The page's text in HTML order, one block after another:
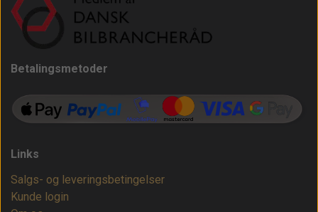
Betalingsmetoder
Links
Salgs- og leveringsbetingelser
Kunde login